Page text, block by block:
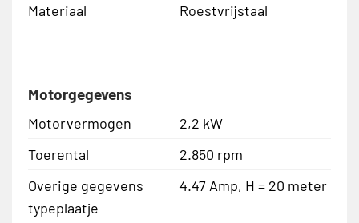
Materiaal
Roestvrijstaal
Motorgegevens
Motorvermogen
2,2 kW
Toerental
2.850 rpm
Overige gegevens
typeplaatje
4.47 Amp, H = 20 meter